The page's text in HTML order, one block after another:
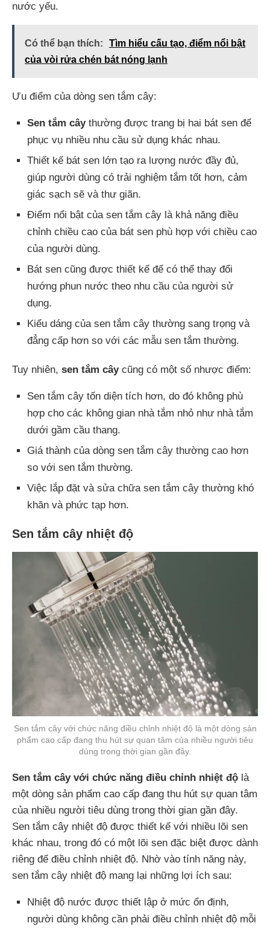
nước yếu.
Có thể bạn thích:
Tìm hiểu cấu tạo, điểm nổi bật
của vòi rửa chén bát nóng lạnh
Ưu điểm của dòng sen tắm cây:
Sen tắm câythường được trang bị hai bát sen để
phục vụ nhiều nhu cầu sử dụng khác nhau.
Thiết kế bát sen lớn tạo ra lượng nước đầy đủ,
giúp người dùng có trải nghiệm tắm tốt hơn, cảm
giác sạch sẽ và thư giãn.
Điểm nổi bật của sen tắm cây là khả năng điều
chỉnh chiều cao của bát sen phù hợp với chiều cao
của người dùng.
Bát sen cũng được thiết kế để có thể thay đổi
hướng phun nước theo nhu cầu của người sử
dụng.
Kiểu dáng của sen tắm cây thường sang trọng và
đẳng cấp hơn so với các mẫu sen tắm thường.
Tuy nhiên, sen tắm câycũng có một số nhược điểm:
Sen tắm cây tốn diện tích hơn, do đó không phù
hợp cho các không gian nhà tắm nhỏ như nhà tắm
dưới gầm cầu thang.
Giá thành của dòng sen tắm cây thường cao hơn
so với sen tắm thường.
Việc lắp đặt và sửa chữa sen tắm cây thường khó
khăn và phức tạp hơn.
Sen tắm cây nhiệt độ
Sen tắm cây với chức năng điều chỉnh nhiệt độ là một dòng sản
phẩm cao cấp đang thu hút sự quan tâm của nhiều người tiêu
dùng trong thời gian gần đây.
Sen tắm cây với chức năng điều chỉnh nhiệt độ là
một dòng sản phẩm cao cấp đang thu hút sự quan tâm
của nhiều người tiêu dùng trong thời gian gần đây.
Sen tắm cây nhiệt độ được thiết kế với nhiều lõi sen
khác nhau, trong đó có một lõi sen đặc biệt được dành
riêng để điều chỉnh nhiệt độ. Nhờ vào tính năng này,
sen tắm cây nhiệt độ mang lại những lợi ích sau:
Nhiệt độ nước được thiết lập ở mức ổn định,
người dùng không cần phải điều chỉnh nhiệt độ mỗi